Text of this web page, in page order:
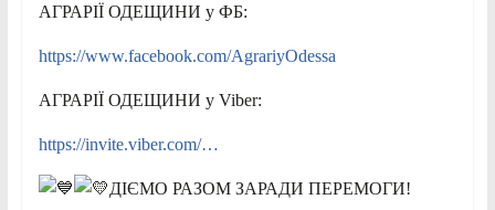
АГРАРІЇ ОДЕЩИНИ у ФБ:
https://www.facebook.com/AgrariyOdessa
АГРАРІЇ ОДЕЩИНИ у Viber:
https://invite.viber.com/…
ДІЄМО РАЗОМ ЗАРАДИ ПЕРЕМОГИ!